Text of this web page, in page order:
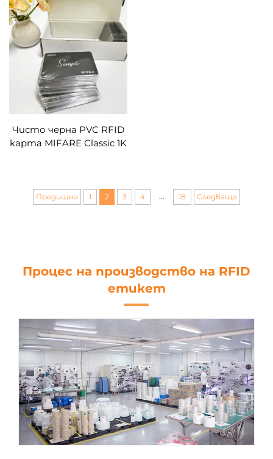
RFID карти за контрол
на достъпа в офиса и
управление на
членството
Чисто черна PVC RFID
карта MIFARE Classic 1K
стандарт ISO14443A, с
Предишна 1 2 3 4 18 Следваща
Процес на производство на RFID
етикет